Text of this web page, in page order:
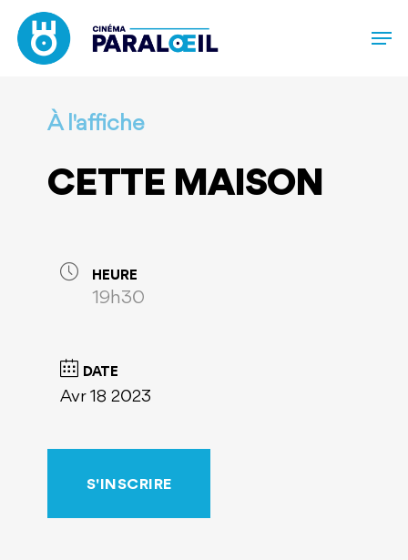
main
À l'affiche
CETTE MAISON
HEURE
19h30
DATE
Avr 18 2023
S'INSCRIRE